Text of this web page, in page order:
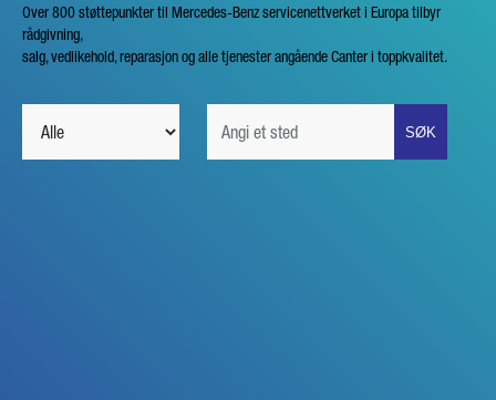
Over 800 støttepunkter til Mercedes-Benz servicenettverket i Europa tilbyr
rådgivning,
salg, vedlikehold, reparasjon og alle tjenester angående Canter i toppkvalitet.